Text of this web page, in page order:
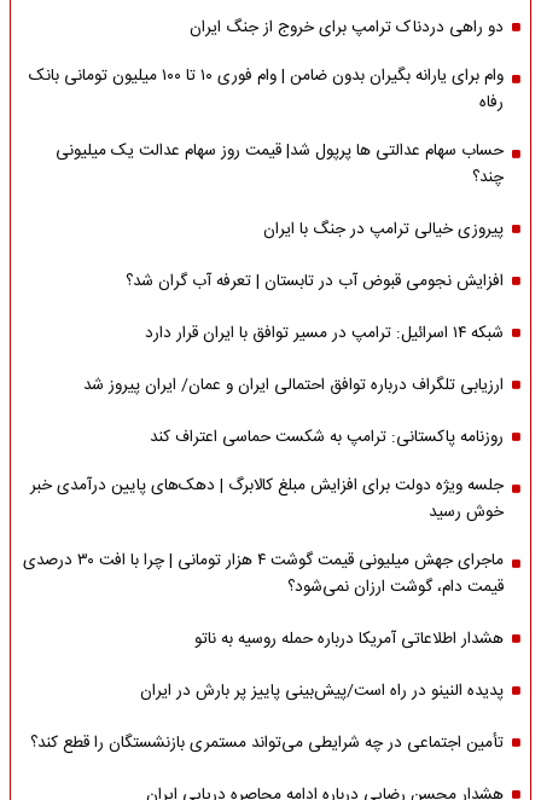
دو راهی دردناک ترامپ برای خروج از جنگ ایران
وام برای یارانه بگیران بدون ضامن | وام فوری ۱۰ تا ۱۰۰ میلیون تومانی بانک
رفاه
حساب سهام عدالتی ها پرپول شد| قیمت روز سهام عدالت یک میلیونی
چند؟
پیروزی خیالی ترامپ در جنگ با ایران
افزایش نجومی قبوض آب در تابستان | تعرفه آب گران شد؟
شبکه ۱۴ اسرائیل: ترامپ در مسیر توافق با ایران قرار دارد
ارزیابی تلگراف درباره توافق احتمالی ایران و عمان/ ایران پیروز شد
روزنامه پاکستانی: ترامپ به شکست حماسی اعتراف کند
جلسه ویژه دولت برای افزایش مبلغ کالابرگ | دهک‌های پایین درآمدی خبر
خوش رسید
ماجرای جهش میلیونی قیمت گوشت ۴ هزار تومانی | چرا با افت ۳۰ درصدی
قیمت دام، گوشت ارزان نمی‌شود؟
هشدار اطلاعاتی آمریکا درباره حمله روسیه به ناتو
پدیده النینو در راه است/پیش‌بینی پاییز پر بارش در ایران
تأمین اجتماعی در چه شرایطی می‌تواند مستمری بازنشستگان را قطع کند؟